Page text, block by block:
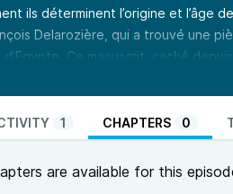
ils déterminent l’origine et l’âge
Delarozière, qui a trouvé une
Ce manuscrit, caché
de chaque animal. Il serait écrit de
Delaroziere, Richard Trivallier et
également à la compagnie La
1 CHAPTERS 0
are available for this